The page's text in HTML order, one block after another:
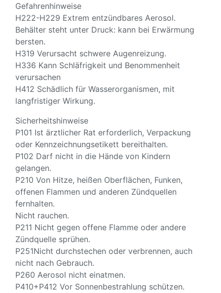
Gefahrenhinweise
H222-H229 Extrem entzündbares Aerosol.
Behälter steht unter Druck: kann bei Erwärmung
bersten.
H319 Verursacht schwere Augenreizung.
H336 Kann Schläfrigkeit und Benommenheit
verursachen
H412 Schädlich für Wasserorganismen, mit
langfristiger Wirkung.
Sicherheitshinweise
P101 Ist ärztlicher Rat erforderlich, Verpackung
oder Kennzeichnungsetikett bereithalten.
P102 Darf nicht in die Hände von Kindern
gelangen.
P210 Von Hitze, heißen Oberflächen, Funken,
offenen Flammen und anderen Zündquellen
fernhalten.
Nicht rauchen.
P211 Nicht gegen offene Flamme oder andere
Zündquelle sprühen.
P251Nicht durchstechen oder verbrennen, auch
nicht nach Gebrauch.
P260 Aerosol nicht einatmen.
P410+P412 Vor Sonnenbestrahlung schützen.